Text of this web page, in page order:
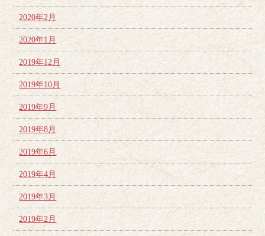
2020年2月
2020年1月
2019年12月
2019年10月
2019年9月
2019年8月
2019年6月
2019年4月
2019年3月
2019年2月